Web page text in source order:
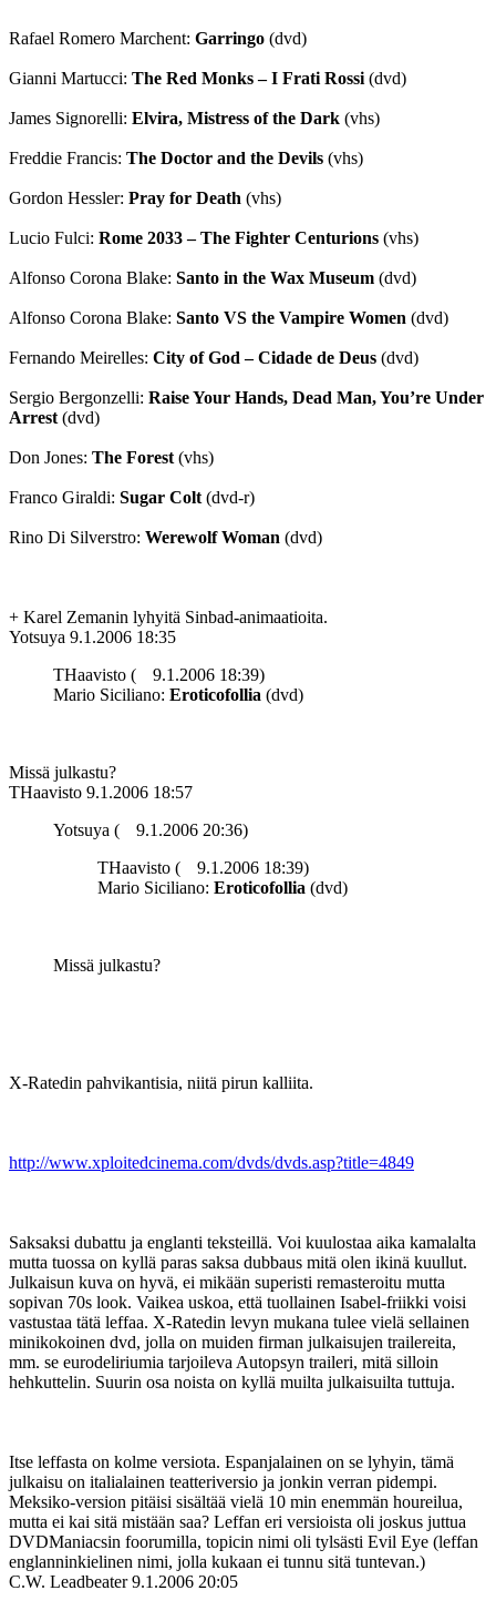
Rafael Romero Marchent: Garringo (dvd)
Gianni Martucci: The Red Monks – I Frati Rossi (dvd)
James Signorelli: Elvira, Mistress of the Dark (vhs)
Freddie Francis: The Doctor and the Devils (vhs)
Gordon Hessler: Pray for Death (vhs)
Lucio Fulci: Rome 2033 – The Fighter Centurions (vhs)
Alfonso Corona Blake: Santo in the Wax Museum (dvd)
Alfonso Corona Blake: Santo VS the Vampire Women (dvd)
Fernando Meirelles: City of God – Cidade de Deus (dvd)
Sergio Bergonzelli: Raise Your Hands, Dead Man, You’re Under
Arrest (dvd)
Don Jones: The Forest (vhs)
Franco Giraldi: Sugar Colt (dvd-r)
Rino Di Silverstro: Werewolf Woman (dvd)
+ Karel Zemanin lyhyitä Sinbad-animaatioita.
Yotsuya 9.1.2006 18:35
THaavisto (
9.1.2006 18:39)
Mario Siciliano: Eroticofollia (dvd)
Missä julkastu?
THaavisto 9.1.2006 18:57
Yotsuya (
9.1.2006 20:36)
THaavisto (
9.1.2006 18:39)
Mario Siciliano: Eroticofollia (dvd)
Missä julkastu?
X-Ratedin pahvikantisia, niitä pirun kalliita.
http://www.xploitedcinema.com/dvds/dvds.asp?title=4849
Saksaksi dubattu ja englanti teksteillä. Voi kuulostaa aika kamalalta
mutta tuossa on kyllä paras saksa dubbaus mitä olen ikinä kuullut.
Julkaisun kuva on hyvä, ei mikään superisti remasteroitu mutta
sopivan 70s look. Vaikea uskoa, että tuollainen Isabel-friikki voisi
vastustaa tätä leffaa. X-Ratedin levyn mukana tulee vielä sellainen
minikokoinen dvd, jolla on muiden firman julkaisujen trailereita,
mm. se eurodeliriumia tarjoileva Autopsyn traileri, mitä silloin
hehkuttelin. Suurin osa noista on kyllä muilta julkaisuilta tuttuja.
Itse leffasta on kolme versiota. Espanjalainen on se lyhyin, tämä
julkaisu on italialainen teatteriversio ja jonkin verran pidempi.
Meksiko-version pitäisi sisältää vielä 10 min enemmän houreilua,
mutta ei kai sitä mistään saa? Leffan eri versioista oli joskus juttua
DVDManiacsin foorumilla, topicin nimi oli tylsästi Evil Eye (leffan
englanninkielinen nimi, jolla kukaan ei tunnu sitä tuntevan.)
C.W. Leadbeater 9.1.2006 20:05